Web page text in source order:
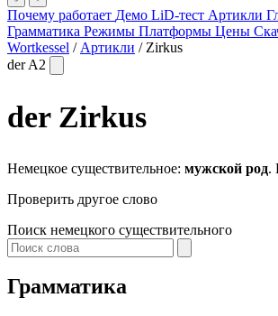
Почему работает Демо LiD-тест Артикли
Грамматика Режимы Платформы Цены
Wortkessel / Артикли / Zirkus
derA2
derZirkus
Немецкое существительное: мужской род.
Проверить другое слово
Поиск немецкого существительного
Грамматика